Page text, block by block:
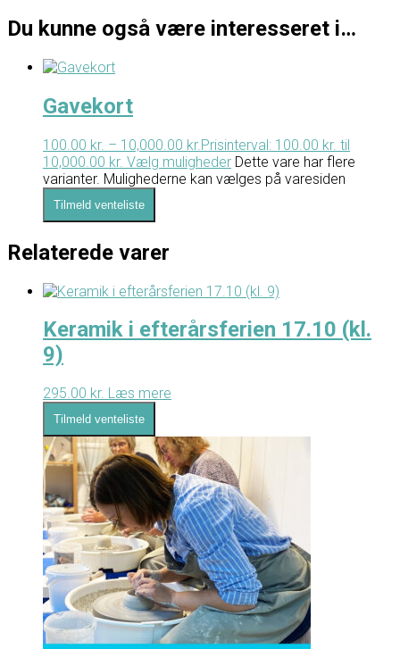
Du kunne også være interesseret i…
Gavekort
100.00 kr. – 10,000.00 kr. Prisinterval: 100.00 kr. til
10,000.00 kr. Vælg muligheder Dette vare har flere
varianter. Mulighederne kan vælges på varesiden
Tilmeld venteliste
Relaterede varer
Keramik i efterårsferien 17.10 (kl.
9)
295.00 kr. Læs mere
Tilmeld venteliste